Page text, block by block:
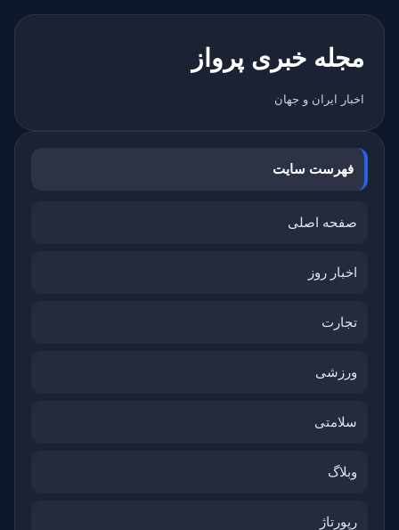
مجله خبری پرواز
اخبار ایران و جهان
فهرست سایت
صفحه اصلی
اخبار روز
تجارت
ورزشی
سلامتی
وبلاگ
رپورتاژ